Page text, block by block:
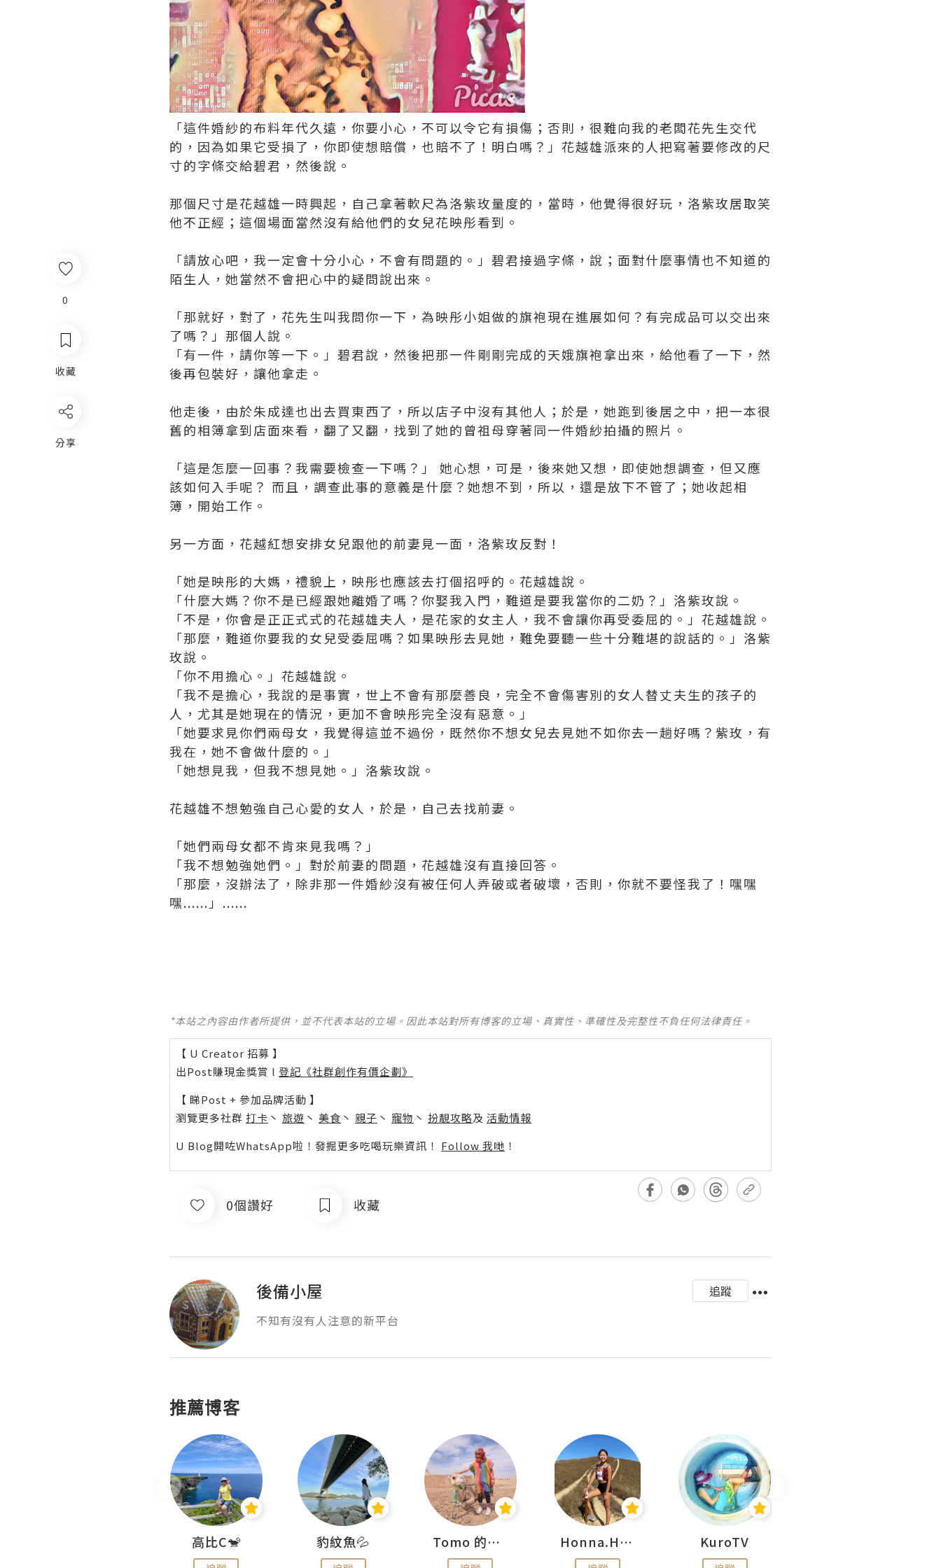
0
收藏
分享
「這件婚紗的布料年代久遠，你要小心，不可以令它有損傷；否則，很難向我的老闆花先生交代
的，因為如果它受損了，你即使想賠償，也賠不了！明白嗎？」花越雄派來的人把寫著要修改的尺
寸的字條交給碧君，然後說。
那個尺寸是花越雄一時興起，自己拿著軟尺為洛紫玫量度的，當時，他覺得很好玩，洛紫玫居取笑
他不正經；這個場面當然沒有給他們的女兒花映彤看到。
「請放心吧，我一定會十分小心，不會有問題的。」碧君接過字條，說；面對什麼事情也不知道的
陌生人，她當然不會把心中的疑問說出來。
「那就好，對了，花先生叫我問你一下，為映彤小姐做的旗袍現在進展如何？有完成品可以交出來
了嗎？」那個人說。
「有一件，請你等一下。」碧君說，然後把那一件剛剛完成的天娥旗袍拿出來，給他看了一下，然
後再包裝好，讓他拿走。
他走後，由於朱成達也出去買東西了，所以店子中沒有其他人；於是，她跑到後居之中，把一本很
舊的相簿拿到店面來看，翻了又翻，找到了她的曾祖母穿著同一件婚紗拍攝的照片。
「這是怎麼一回事？我需要檢查一下嗎？」 她心想，可是，後來她又想，即使她想調查，但又應
該如何入手呢？ 而且，調查此事的意義是什麼？她想不到，所以，還是放下不管了；她收起相
簿，開始工作。
另一方面，花越紅想安排女兒跟他的前妻見一面，洛紫玫反對！
「她是映彤的大媽，禮貌上，映彤也應該去打個招呼的。花越雄說。
「什麼大媽？你不是已經跟她離婚了嗎？你娶我入門，難道是要我當你的二奶？」洛紫玫說。
「不是，你會是正正式式的花越雄夫人，是花家的女主人，我不會讓你再受委屈的。」花越雄說。
「那麼，難道你要我的女兒受委屈嗎？如果映彤去見她，難免要聽一些十分難堪的說話的。」洛紫
玫說。
「你不用擔心。」花越雄說。
「我不是擔心，我說的是事實，世上不會有那麼善良，完全不會傷害別的女人替丈夫生的孩子的
人，尤其是她現在的情況，更加不會映彤完全沒有惡意。」
「她要求見你們兩母女，我覺得這並不過份，既然你不想女兒去見她不如你去一趟好嗎？紫玫，有
我在，她不會做什麼的。」
「她想見我，但我不想見她。」洛紫玫說。
花越雄不想勉強自己心愛的女人，於是，自己去找前妻。
「她們兩母女都不肯來見我嗎？」
「我不想勉強她們。」對於前妻的問題，花越雄沒有直接回答。
「那麼，沒辦法了，除非那一件婚紗沒有被任何人弄破或者破壞，否則，你就不要怪我了！嘿嘿
嘿......」......
*本站之內容由作者所提供，並不代表本站的立場。因此本站對所有博客的立場、真實性、準確性及完整性不負任何法律責任。
【 U Creator 招募 】
出Post賺現金獎賞 l 登記《社群創作有價企劃》
【 睇Post + 參加品牌活動 】
瀏覽更多社群 打卡 丶 旅遊 丶 美食 丶 親子 丶 寵物 丶 扮靚攻略及 活動情報
U Blog開咗WhatsApp啦！發掘更多吃喝玩樂資訊！ Follow 我哋 ！
0個讚好 收藏
後備小屋
追蹤
不知有沒有人注意的新平台
推薦博客
高比C🐒 豹紋魚💦 Tomo 的快樂宇宙 Honna.H 出走 KuroTV